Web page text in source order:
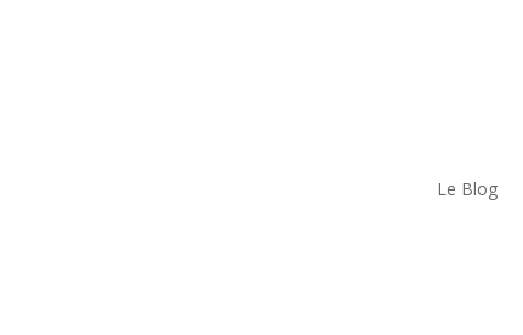
Le Blog